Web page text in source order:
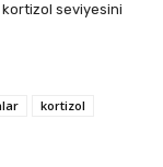
kortizol seviyesini
kortizol